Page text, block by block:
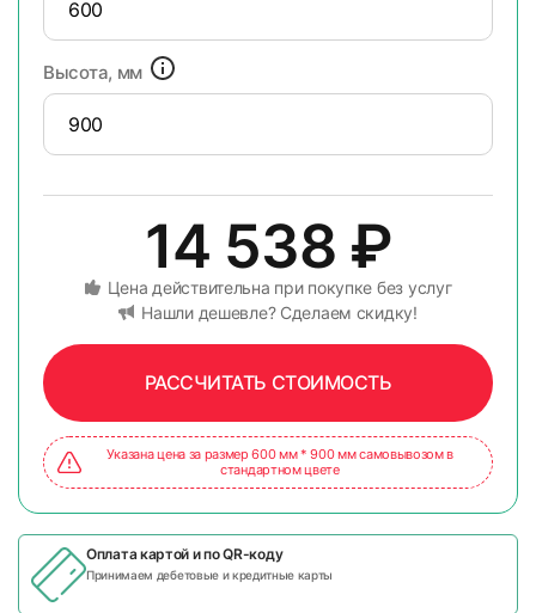
Высота, мм
14 538 ₽
Цена действительна при покупке без услуг
Нашли дешевле? Сделаем скидку!
РАССЧИТАТЬ СТОИМОСТЬ
Указана цена за размер 600 мм * 900 мм самовывозом в
стандартном цвете
Оплата картой и поQR-коду
Принимаем дебетовые и кредитные карты